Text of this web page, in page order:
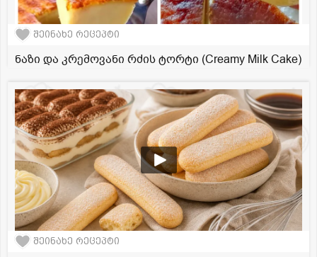
შეინახე რეცეპტი
ნაზი და კრემოვანი რძის ტორტი (Creamy Milk Cake)
შეინახე რეცეპტი